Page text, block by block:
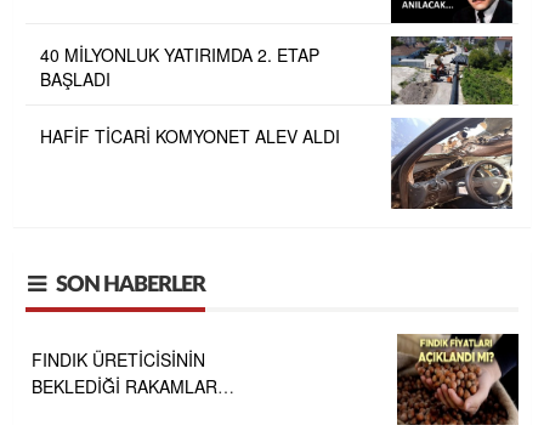
40 MİLYONLUK YATIRIMDA 2. ETAP
BAŞLADI
HAFİF TİCARİ KOMYONET ALEV ALDI
SON HABERLER
FINDIK ÜRETİCİSİNİN
BEKLEDİĞİ RAKAMLAR